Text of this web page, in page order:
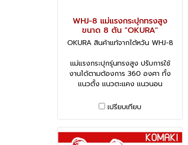
WHJ-8 แม่แรงกระปุกทรงสูง
ขนาด 8 ตัน "OKURA"
OKURA สินค้าแท้จากไต้หวัน WHJ-8
แม่แรงกระปุกรุ่นทรงสูง ปรับการใช้
งานได้ตามต้องการ 360 องศา ทั้ง
แนวตั้ง แนวตะแคง แนวนอน
เปรียบเทียบ